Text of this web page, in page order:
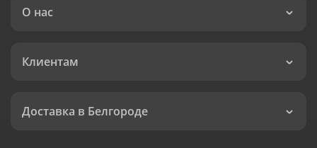
О нас
Клиентам
Доставка в Белгороде